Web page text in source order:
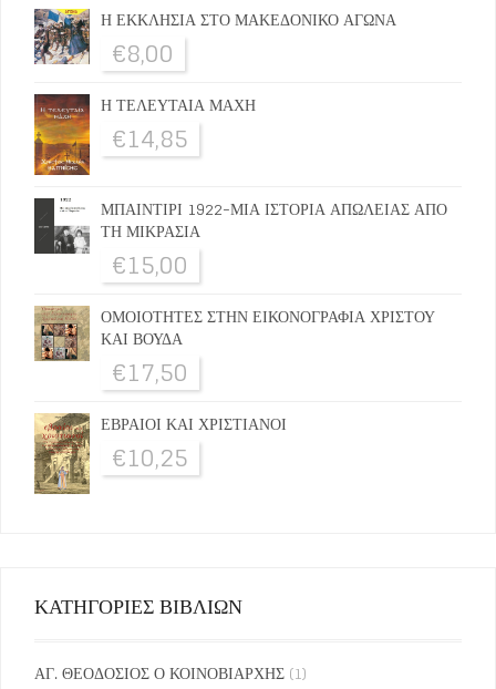
Η ΕΚΚΛΗΣΙΑ ΣΤΟ ΜΑΚΕΔΟΝΙΚΟ ΑΓΩΝΑ
€8,00
Η ΤΕΛΕΥΤΑΙΑ ΜΑΧΗ
€14,85
ΜΠΑΙΝΤΙΡΙ 1922-ΜΙΑ ΙΣΤΟΡΙΑ ΑΠΩΛΕΙΑΣ ΑΠΟ
ΤΗ ΜΙΚΡΑΣΙΑ
€15,00
ΟΜΟΙΟΤΗΤΕΣ ΣΤΗΝ ΕΙΚΟΝΟΓΡΑΦΙΑ ΧΡΙΣΤΟΥ
ΚΑΙ ΒΟΥΔΑ
€17,50
ΕΒΡΑΙΟΙ ΚΑΙ ΧΡΙΣΤΙΑΝΟΙ
€10,25
ΚΑΤΗΓΟΡΙΕΣ ΒΙΒΛΙΩΝ
ΑΓ. ΘΕΟΔΟΣΙΟΣ Ο ΚΟΙΝΟΒΙΑΡΧΗΣ (1)